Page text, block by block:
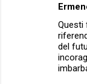
Questi
del